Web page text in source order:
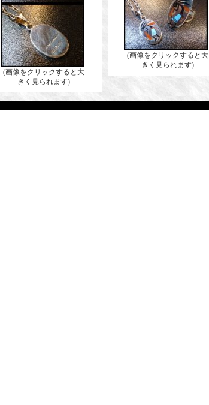
(画像をクリックすると大
きく見られます)
(画像をクリックすると大
きく見られます)